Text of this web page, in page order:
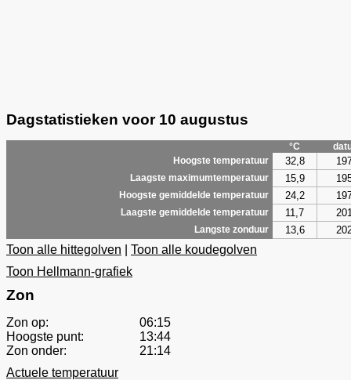
Dagstatistieken voor 10 augustus
°C
Hoogste temperatuur
32,8
Laagste maximumtemperatuur 15,9
Hoogste gemiddelde temperatuur 24,2
Laagste gemiddelde temperatuur 11,7
Langste zonduur 13,6
Toon alle hittegolven
Toon alle koudegolven
Toon Hellmann-grafiek
Zon
Zon op:
06:15
Hoogste punt:
13:44
Zon onder:
21:14
Actuele temperatuur